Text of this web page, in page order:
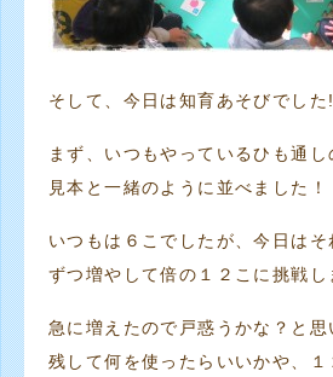
そして、今日は知育あそびでし
まず、いつもやっているひも通
見本と一緒のように並べました！
いつもは６こでしたが、今日は
ずつ増やして倍の１２こに挑戦し
急に増えたので戸惑うかな？と思
残して何を使ったらいいかや、